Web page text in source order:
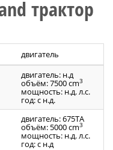
трактор
двигатель
двигатель: н.д
объём: 7500 cm3
мощность: н.д. л.с.
год: с н.д.
двигатель: 675TA
объём: 5000 cm3
мощность: н.д. л.с.
год: с н.д